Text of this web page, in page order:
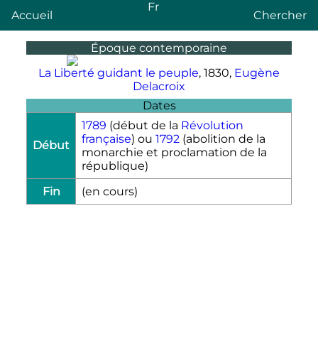
Accueil
Fr
Chercher
Époque contemporaine
La Liberté guidant le peuple, 1830, Eugène
Delacroix
Dates
Début
1789 (début de la Révolution
française) ou 1792 (abolition de la
monarchie et proclamation de la
république)
Fin
(en cours)